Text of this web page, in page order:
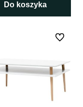
Do koszyka
Do